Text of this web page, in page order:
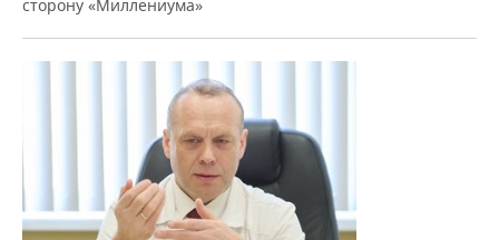
сторону «Миллениума»